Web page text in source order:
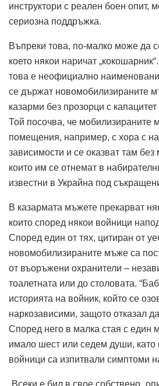
инструктори с реален боен опит,
сериозна поддръжка.
Въпреки това, по-малко може да
което някои наричат ​​„кокошарник“.
това е неофициално
се държат новомобилизираните
казарми без прозорци с
Той посочва, че мобилизираните
помещения, например, с хора с
зависимости и се оказват там
които им се отнемат в
известни в Украйна под
В казармата мъжете прекарват
които според някои войници
Според един от тях, цитиран от
новомобилизираните мъже са
от въоръжени охранители –
тоалетната или до столовата. “
историята на войник, който се
наркозависими, защото отказал
Според него в малка стая с един
имало шест или седем души, като
войници са изпитвали симптоми
„Всеки е бил в свое собствено